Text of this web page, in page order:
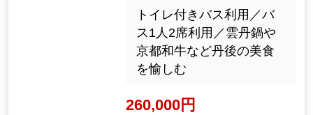
トイレ付きバス利用／バ
ス1人2席利用／雲丹鍋や
京都和牛など丹後の美食
を愉しむ
260,000円